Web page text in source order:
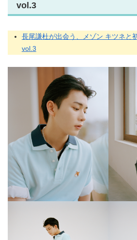
vol.3
長尾謙杜が出会う、メゾン キツネと
vol.3